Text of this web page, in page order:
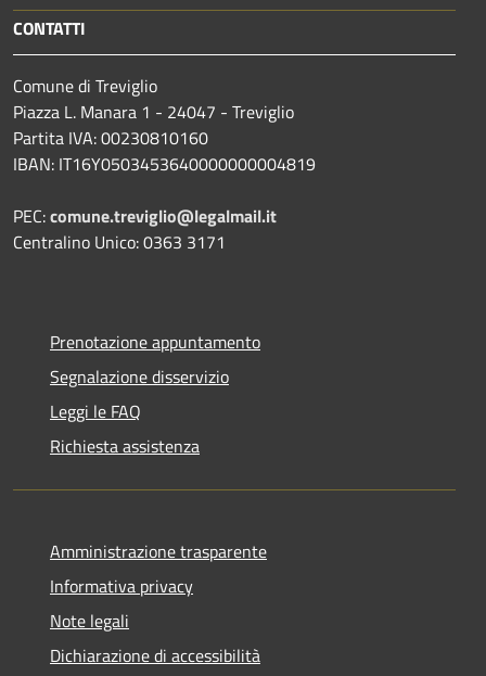
CONTATTI
Comune di Treviglio
Piazza L. Manara 1 - 24047 - Treviglio
Partita IVA: 00230810160
IBAN: IT16Y0503453640000000004819
PEC:comune.treviglio@legalmail.it
Centralino Unico: 0363 3171
Prenotazione appuntamento
Segnalazione disservizio
Leggi le FAQ
Richiesta assistenza
Amministrazione trasparente
Informativa privacy
Note legali
Dichiarazione di accessibilità